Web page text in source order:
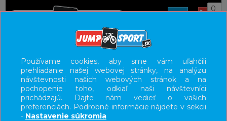
0
UŽÍVATEĽSKÝ PANEL
KATEGÓRIE
HLAVNÉ MENU
Používame cookies, aby sme vám uľahčili
prehliadanie našej webovej stránky, na analýzu
návštevnosti našich webových stránok a na
pochopenie toho, odkiaľ naši návštevníci
prichádzajú. Dajte nám vedieť o vašich
preferenciách. Podrobné informácie nájdete v sekcii
- Nastavenie súkromia